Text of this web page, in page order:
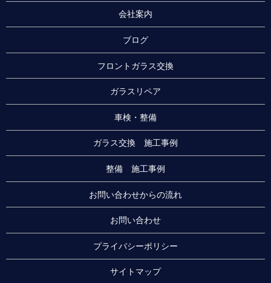
会社案内
ブログ
フロントガラス交換
ガラスリペア
車検・整備
ガラス交換 施工事例
整備 施工事例
お問い合わせからの流れ
お問い合わせ
プライバシーポリシー
サイトマップ